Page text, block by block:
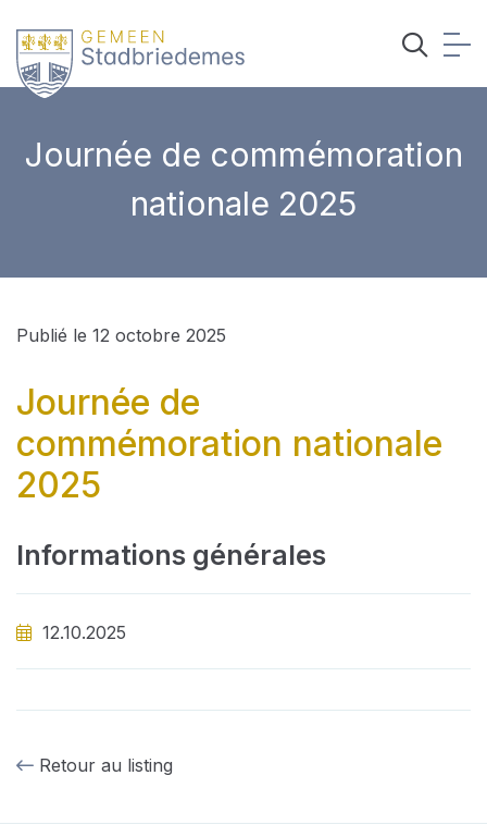
Journée de commémoration
nationale 2025
Publié le 12 octobre 2025
Journée de
commémoration nationale
2025
Informations générales
12.10.2025
Retour au listing